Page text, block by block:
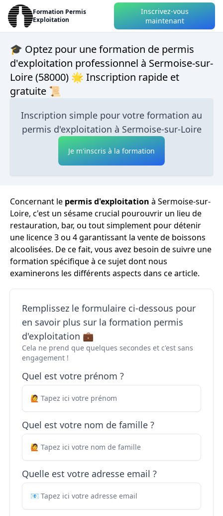
Formation Permis
Exploitation
Inscrivez-vous
maintenant
🎓 Optez pour une formation de permis
d'exploitation professionnel à Sermoise-sur-
Loire (58000) 🌟 Inscription rapide et
gratuite 📜
Inscription simple pour votre formation au
permis d'exploitation à Sermoise-sur-Loire
Je m'inscris à la formation
Concernant le permis d'exploitation à Sermoise-sur-
Loire, c'est un sésame crucial pourouvrir un lieu de
restauration, bar, ou tout simplement pour détenir
une licence 3 ou 4 garantissant la vente de boissons
alcoolisées. De ce fait, vous avez besoin de suivre une
formation spécifique à ce sujet dont nous
examinerons les différents aspects dans ce article.
Remplissez le formulaire ci-dessous pour
en savoir plus sur la formation permis
d'exploitation 💼
Cela ne prend que quelques secondes et c'est sans
engagement !
Quel est votre prénom ?
Quel est votre nom de famille ?
Quelle est votre adresse email ?